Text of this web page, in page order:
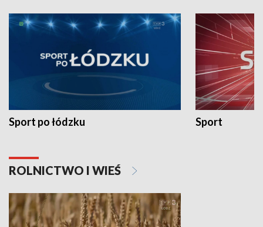
Sport po łódzku Sport
ROLNICTWO I WIEŚ